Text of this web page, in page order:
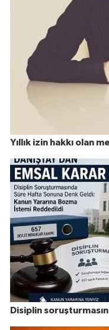
Yıllık izin hakkı olan
Disiplin